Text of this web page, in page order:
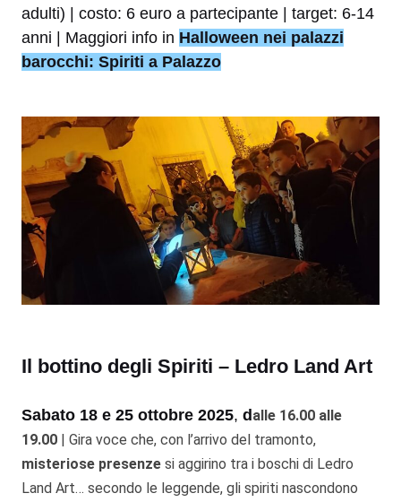
adulti) | costo: 6 euro a partecipante | target: 6-14
anni | Maggiori info in Halloween nei palazzi
barocchi: Spiriti a Palazzo
Il bottino degli Spiriti – Ledro Land Art
Sabato 18 e 25 ottobre 2025, dalle 16.00 alle
19.00 | Gira voce che, con l’arrivo del tramonto,
misteriose presenze si aggirino tra i boschi di Ledro
Land Art… secondo le leggende, gli spiriti nascondono